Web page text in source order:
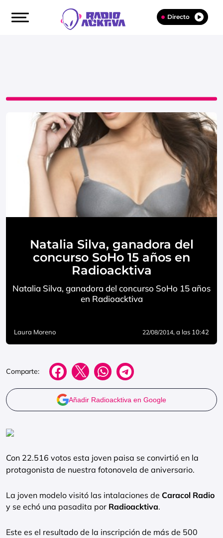
Directo
Natalia Silva, ganadora del
concurso SoHo 15 años en
Radioacktiva
Natalia Silva, ganadora del concurso SoHo 15 años
en Radioacktiva
Laura Moreno 22/08/2014, a las 10:42
Comparte:
Añadir Radioacktiva en Google
Con 22.516 votos esta joven paisa se convirtió en la
protagonista de nuestra fotonovela de aniversario.
La joven modelo visitó las intalaciones de Caracol Radio
y se echó una pasadita por Radioacktiva.
Este es el resultado de la inscripción de más de 500